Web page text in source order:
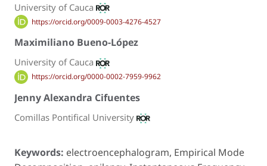
University of Cauca
https://orcid.org/0009-0003-4276-4527
Maximiliano Bueno-López
University of Cauca
https://orcid.org/0000-0002-7959-9962
Jenny Alexandra Cifuentes
Comillas Pontifical University
Keywords: electroencephalogram, Empirical Mode